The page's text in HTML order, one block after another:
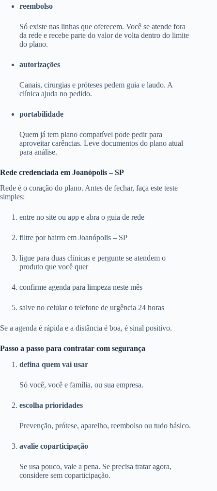
reembolso
Só existe nas linhas que oferecem. Você se atende fora
da rede e recebe parte do valor de volta dentro do limite
do plano.
autorizações
Canais, cirurgias e próteses pedem guia e laudo. A
clínica ajuda no pedido.
portabilidade
Quem já tem plano compatível pode pedir para
aproveitar carências. Leve documentos do plano atual
para análise.
Rede credenciada em Joanópolis – SP
Rede é o coração do plano. Antes de fechar, faça este teste
simples:
entre no site ou app e abra o guia de rede
filtre por bairro em Joanópolis – SP
ligue para duas clínicas e pergunte se atendem o
produto que você quer
confirme agenda para limpeza neste mês
salve no celular o telefone de urgência 24 horas
Se a agenda é rápida e a distância é boa, é sinal positivo.
Passo a passo para contratar com segurança
defina quem vai usar
Só você, você e família, ou sua empresa.
escolha prioridades
Prevenção, prótese, aparelho, reembolso ou tudo básico.
avalie coparticipação
Se usa pouco, vale a pena. Se precisa tratar agora,
considere sem coparticipação.